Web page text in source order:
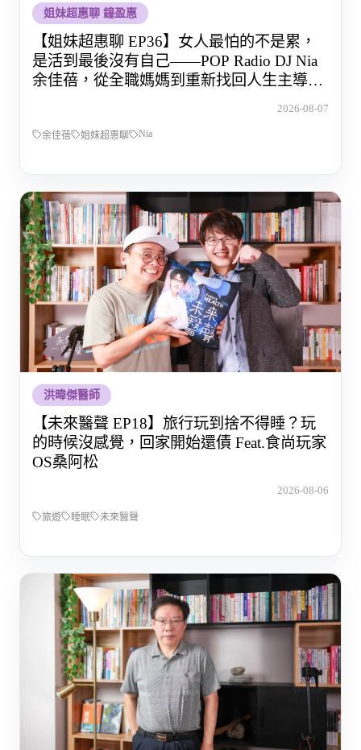
姐妹超惠聊 鐘盈惠
【姐妹超惠聊 EP36】女人最怕的不是累，
是活到最後沒有自己——POP Radio DJ Nia
余佳蓓，從全職媽媽到重新找回人生主導權
2026-08-07
余佳蓓 姐妹超惠聊 Nia
洪暐傑醫師
【未來醫聲 EP18】旅行玩到捨不得睡？玩
的時候沒感覺，回家開始還債 Feat.食尚玩家
OS桑阿松
2026-08-06
旅遊 睡眠 未來醫聲